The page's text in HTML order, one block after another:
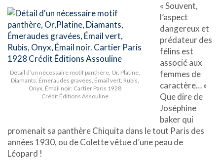
Détail d’un nécessaire motif panthère, Or, Platine,
Diamants, Émeraudes gravées, Émail vert, Rubis,
Onyx, Émail noir. Cartier Paris 1928
Crédit Éditions Assouline
« Souvent,
l’aspect
dangereux et
prédateur des
félins est
associé aux
femmes de
caractère… »
Que dire de
Joséphine
baker qui
promenait sa panthère Chiquita dans le tout Paris des
années 1930, ou de Colette vêtue d’une peau de
Léopard !